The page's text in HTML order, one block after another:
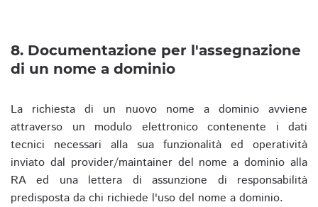
8. Documentazione per l'assegnazione
di un nome a dominio
La richiesta di un nuovo nome a dominio avviene
attraverso un modulo elettronico contenente i dati
tecnici necessari alla sua funzionalità ed operatività
inviato dal provider/maintainer del nome a dominio alla
RA ed una lettera di assunzione di responsabilità
predisposta da chi richiede l'uso del nome a dominio.